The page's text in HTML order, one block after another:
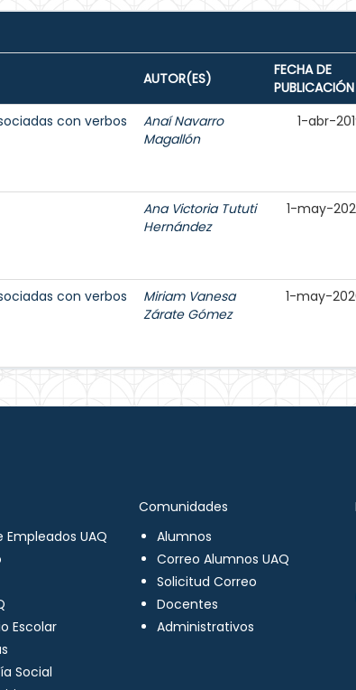
AUTOR(ES)
FECHA DE
PUBLICACIÓN
con verbos
Anaí Navarro
Magallón
1-abr-
Ana Victoria Tututi
Hernández
1-may-
con verbos
Miriam Vanesa
Zárate Gómez
1-may-
Empleados UAQ
Escolar
Social
Comunidades
Alumnos
Correo Alumnos UAQ
Solicitud Correo
Docentes
Administrativos